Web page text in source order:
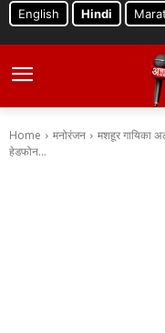
English Hindi
Home मनोरंजन
मशहूर गायिका
हेडफोन...